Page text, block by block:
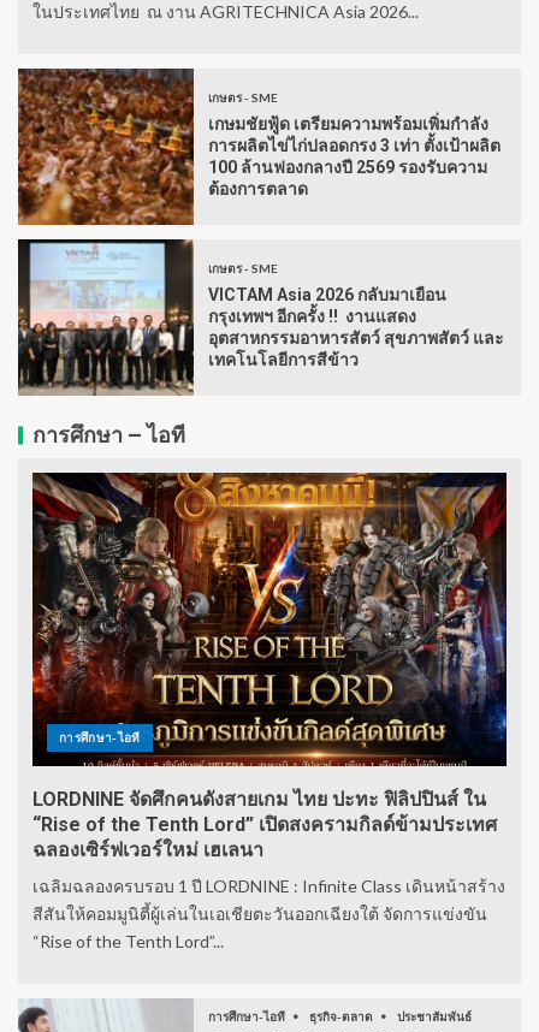
ในประเทศไทย ณ งาน AGRITECHNICA Asia 2026...
เกษตร - SME
เกษมชัยฟู้ด เตรียมความพร้อมเพิ่มกำลัง
การผลิตไข่ไก่ปลอดกรง 3 เท่า ตั้งเป้าผลิต
100 ล้านฟองกลางปี 2569 รองรับความ
ต้องการตลาด
เกษตร - SME
VICTAM Asia 2026 กลับมาเยือน
กรุงเทพฯ อีกครั้ง !! งานแสดง
อุตสาหกรรมอาหารสัตว์ สุขภาพสัตว์ และ
เทคโนโลยีการสีข้าว
การศึกษา – ไอที
การศึกษา-ไอที
LORDNINE จัดศึกคนดังสายเกม ไทย ปะทะ ฟิลิปปินส์ ใน
“Rise of the Tenth Lord” เปิดสงครามกิลด์ข้ามประเทศ
ฉลองเซิร์ฟเวอร์ใหม่ เฮเลนา
เฉลิมฉลองครบรอบ 1 ปี LORDNINE : Infinite Class เดินหน้าสร้าง
สีสันให้คอมมูนิตี้ผู้เล่นในเอเชียตะวันออกเฉียงใต้ จัดการแข่งขัน
“Rise of the Tenth Lord”...
การศึกษา-ไอที ธุรกิจ-ตลาด ประชาสัมพันธ์